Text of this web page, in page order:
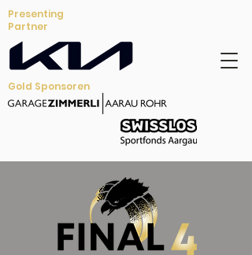
Presenting
Partner
Gold Sponsoren